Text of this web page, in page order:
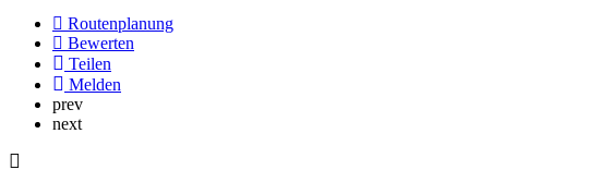
Routenplanung
Bewerten
Teilen
Melden
prev
next